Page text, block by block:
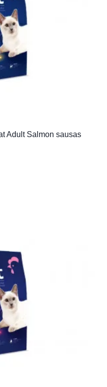
Adult Salmon sausas